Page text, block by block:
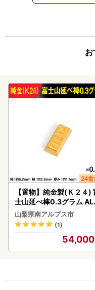
【置物】純金製(Ｋ２４)
士山延べ棒0.3グラム
BK193
山梨県南アルプス市
(1)
54,000